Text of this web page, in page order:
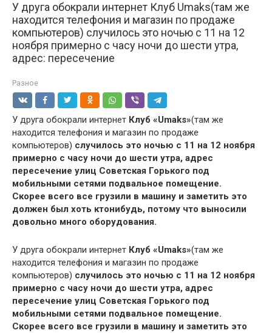
У друга обокрали интернет Клуб Umaks(там же
находится телефония и магазин по продаже
компьютеров) случилось это ночью с 11 на 12
ноября примерно с часу ночи до шести утра,
адрес: пересечение
Разное
У друга обокрали интернет Клуб «Umaks»(там же
находится телефония и магазин по продаже
компьютеров) случилось это ночью с 11 на 12 ноября
примерно с часу ночи до шести утра, адрес
пересечение улиц Советская Горького под
мобильными сетями подвальное помещение.
Скорее всего все грузили в машину и заметить это
должен был хоть ктонибудь, потому что выносили
довольно много оборудования.
У друга обокрали интернет Клуб «Umaks»(там же
находится телефония и магазин по продаже
компьютеров) случилось это ночью с 11 на 12 ноября
примерно с часу ночи до шести утра, адрес
пересечение улиц Советская Горького под
мобильными сетями подвальное помещение.
Скорее всего все грузили в машину и заметить это